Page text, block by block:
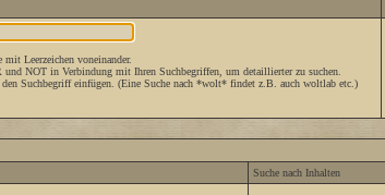
Leerzeichen voneinander.
NOT in Verbindung mit Ihren Suchbegriffen, um detaillierter zu suchen.
Suchbegriff einfügen. (Eine Suche nach *wolt* findet z.B. auch woltlab etc.)
Suche nach Inhalten